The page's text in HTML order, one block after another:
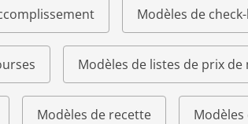
Modèles de
Modèles de listes de prix de
Modèles de recette Modèles